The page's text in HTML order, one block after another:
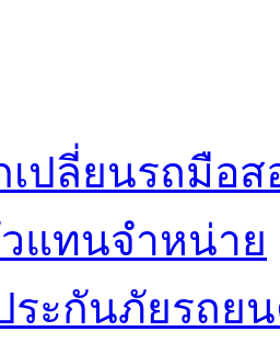
ปลี่ยนรถมือส
แทนจำหน่าย
ระกันภัยรถย